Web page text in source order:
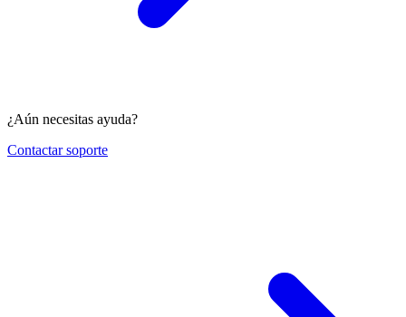
¿Aún necesitas ayuda?
Contactar soporte